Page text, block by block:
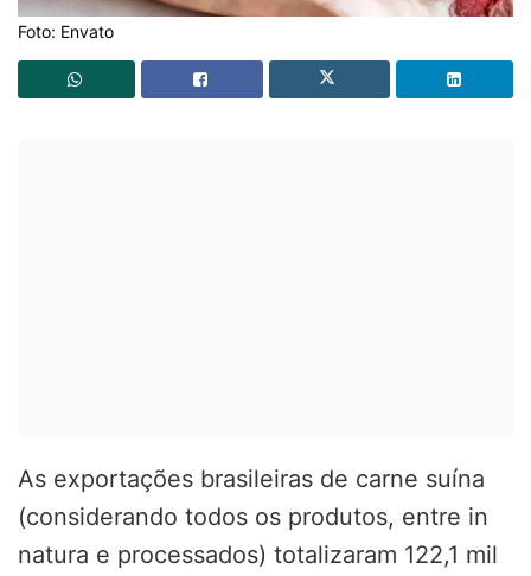
Foto: Envato
As exportações brasileiras de carne suína
(considerando todos os produtos, entre in
natura e processados) totalizaram 122,1 mil